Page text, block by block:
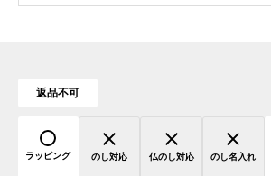
返品不可
ラッピング のし対応 仏のし対応 のし名入れ